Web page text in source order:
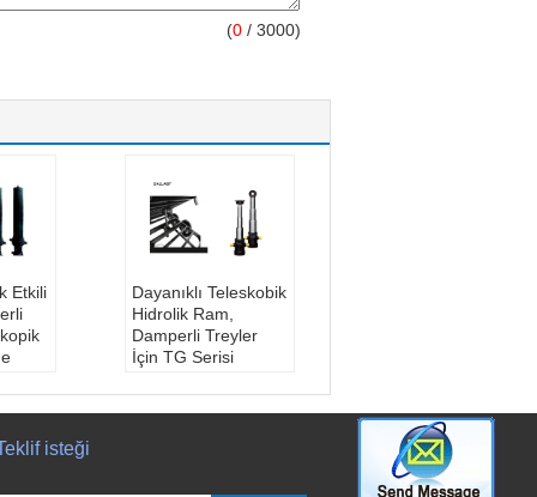
(0 / 3000)
Etkili
Dayanıklı Teleskobik
Hidrolik Ram,
Damperli Treyler
İçin TG Serisi
Silindiri
isteği